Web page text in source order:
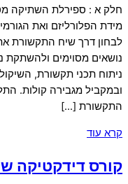
חלק א : ספירלת השתיקה
מידת הפלורליזם ואת
לבחון דרך שיח התקשורת את
נושאים מסוימים ולהשתקת
ניתוח תכני תקשורת,
ובמקביל מגבירה קולות.
התקשורת […]
קרא עוד
קורס דידקטיקה